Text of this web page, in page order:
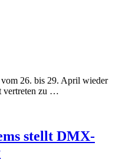
26. bis 29. April wieder
vertreten zu …
stellt DMX-